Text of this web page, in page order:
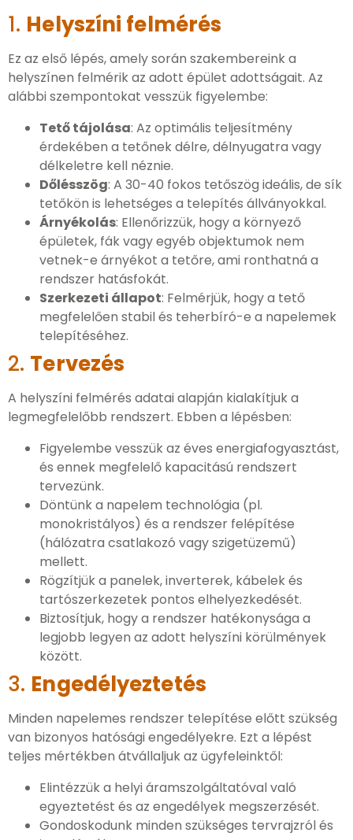
1. Helyszíni felmérés
Ez az első lépés, amely során szakembereink a
helyszínen felmérik az adott épület adottságait. Az
alábbi szempontokat vesszük figyelembe:
Tető tájolása: Az optimális teljesítmény
érdekében a tetőnek délre, délnyugatra vagy
délkeletre kell néznie.
Dőlésszög: A 30-40 fokos tetőszög ideális, de sík
tetőkön is lehetséges a telepítés állványokkal.
Árnyékolás: Ellenőrizzük, hogy a környező
épületek, fák vagy egyéb objektumok nem
vetnek-e árnyékot a tetőre, ami ronthatná a
rendszer hatásfokát.
Szerkezeti állapot: Felmérjük, hogy a tető
megfelelően stabil és teherbíró-e a napelemek
telepítéséhez.
2. Tervezés
A helyszíni felmérés adatai alapján kialakítjuk a
legmegfelelőbb rendszert. Ebben a lépésben:
Figyelembe vesszük az éves energiafogyasztást,
és ennek megfelelő kapacitású rendszert
tervezünk.
Döntünk a napelem technológia (pl.
monokristályos) és a rendszer felépítése
(hálózatra csatlakozó vagy szigetüzemű)
mellett.
Rögzítjük a panelek, inverterek, kábelek és
tartószerkezetek pontos elhelyezkedését.
Biztosítjuk, hogy a rendszer hatékonysága a
legjobb legyen az adott helyszíni körülmények
között.
3. Engedélyeztetés
Minden napelemes rendszer telepítése előtt szükség
van bizonyos hatósági engedélyekre. Ezt a lépést
teljes mértékben átvállaljuk az ügyfeleinktől:
Elintézzük a helyi áramszolgáltatóval való
egyeztetést és az engedélyek megszerzését.
Gondoskodunk minden szükséges tervrajzról és